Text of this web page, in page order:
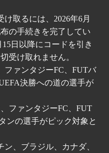
け取るには、2026年6月
の手続きを完了してい
日以降にコードを引き
受け取れません。
ファンタジーFC、FUTバ
決勝への道の選手が
ファンタジーFC、FUT
ンの選手がピック対象と
、ブラジル、カナダ、